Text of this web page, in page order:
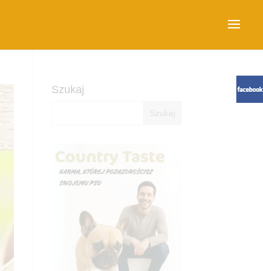
Szukaj